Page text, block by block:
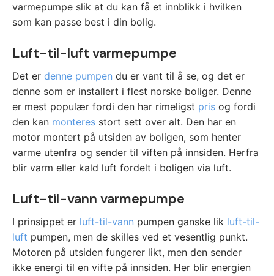
varmepumpe slik at du kan få et innblikk i hvilken
som kan passe best i din bolig.
Luft-til-luft varmepumpe
Det er denne pumpen du er vant til å se, og det er
denne som er installert i flest norske boliger. Denne
er mest populær fordi den har rimeligst pris og fordi
den kan monteres stort sett over alt. Den har en
motor montert på utsiden av boligen, som henter
varme utenfra og sender til viften på innsiden. Herfra
blir varm eller kald luft fordelt i boligen via luft.
Luft-til-vann varmepumpe
I prinsippet er luft-til-vann pumpen ganske lik luft-til-
luft pumpen, men de skilles ved et vesentlig punkt.
Motoren på utsiden fungerer likt, men den sender
ikke energi til en vifte på innsiden. Her blir energien